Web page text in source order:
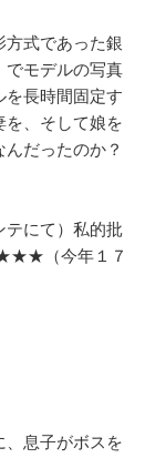
式であった銀
でモデルの写真
を長時間固定す
を、そして娘を
だったのか？
テにて）私的批
（今年１７
、息子がボスを